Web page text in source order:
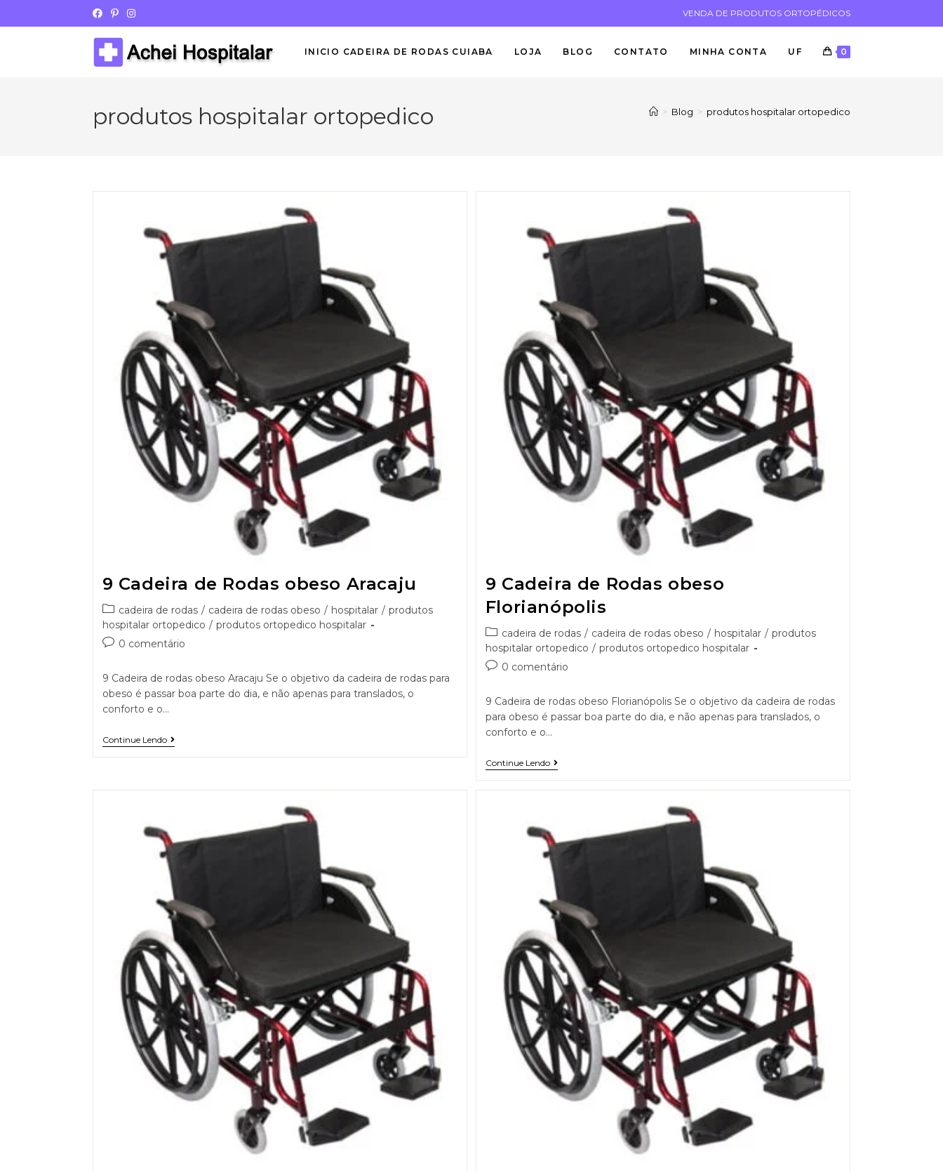
VENDA DE PRODUTOS ORTOPÉDICOS
INICIO CADEIRA DE RODAS CUIABA LOJA BLOG CONTATO MINHA CONTA UF 0
produtos hospitalar ortopedico > Blog > produtos hospitalar ortopedico
9 Cadeira de Rodas obeso Aracaju
cadeira de rodas / cadeira de rodas obeso / hospitalar / produtos
hospitalar ortopedico / produtos ortopedico hospitalar
0 comentário
9 Cadeira de rodas obeso Aracaju Se o objetivo da cadeira de rodas para
obeso é passar boa parte do dia, e não apenas para translados, o
conforto e o…
Continue Lendo
9 Cadeira de Rodas obeso
Florianópolis
cadeira de rodas / cadeira de rodas obeso / hospitalar / produtos
hospitalar ortopedico / produtos ortopedico hospitalar
0 comentário
9 Cadeira de rodas obeso Florianópolis Se o objetivo da cadeira de rodas
para obeso é passar boa parte do dia, e não apenas para translados, o
conforto e o…
Continue Lendo